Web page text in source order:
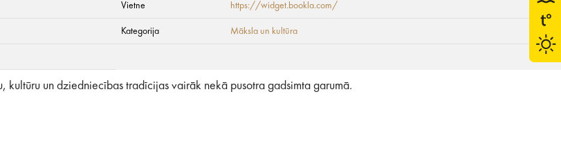
Vietne https://widget.bookla.com/
Kategorija Māksla un kultūra
kultūru un dziedniecības tradīcijas vairāk nekā pusotra gadsimta garumā.